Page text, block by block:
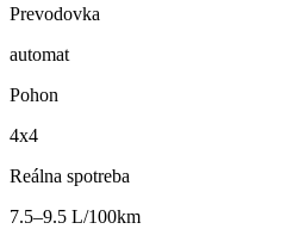
Prevodovka
automat
Pohon
4x4
Reálna spotreba
7.5–9.5 L/100km